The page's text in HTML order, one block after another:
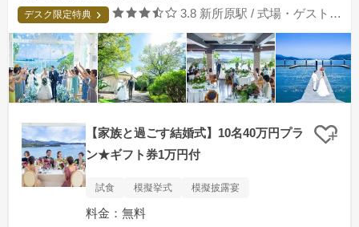
デスク限定特典 口コミ評価
3.8 新所原駅 / 式場・ゲストハウス
【家族と過ごす結婚式】10名40万円プラ
ン★ギフト券1万円付
クリ
試食 模擬挙式 模擬披露宴
料金：無料